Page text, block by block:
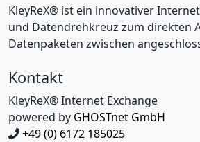
KleyReX® ist ein innovativer
und Datendrehkreuz zum direkten
Datenpaketen zwischen
Kontakt
KleyReX® Internet Exchange
powered by GHOSTnet GmbH
+49 (0) 6172 185025